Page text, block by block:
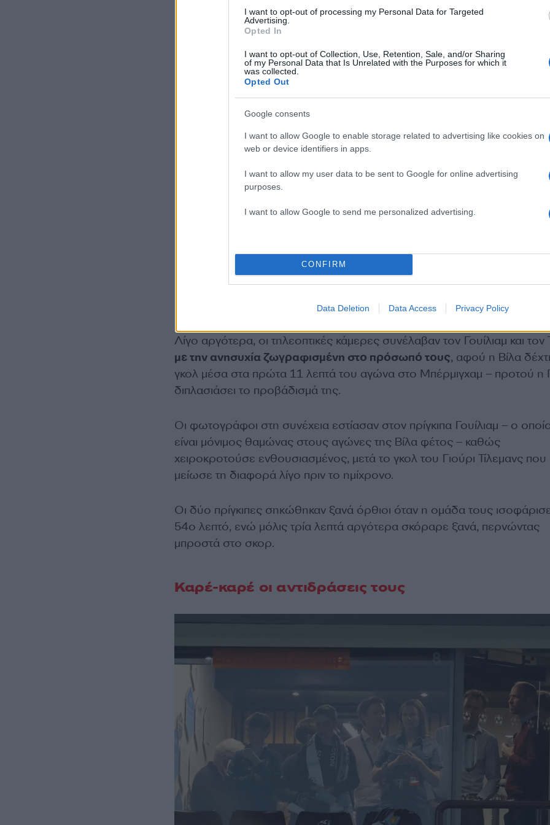
I want to opt-out of processing my Personal Data for Targeted
Advertising.
Opted In
I want to opt-out of Collection, Use, Retention, Sale, and/or Sharing
of my Personal Data that Is Unrelated with the Purposes for which it
was collected.
Opted Out
Google consents
I want to allow Google to enable storage related to advertising like cookies on
web or device identifiers in apps.
I want to allow my user data to be sent to Google for online advertising
purposes.
I want to allow Google to send me personalized advertising.
CONFIRM
Data Deletion Data Access Privacy Policy
Λίγο αργότερα, οι τηλεοπτικές κάμερες συνέλαβαν τον Γουίλιαμ και τον
με την ανησυχία ζωγραφισμένη στο πρόσωπό τους, αφού η Βίλα
γκολ μέσα στα πρώτα 11 λεπτά του αγώνα στο Μπέρμιγχαμ – προτού η
διπλασιάσει το προβάδισμά της.
Οι φωτογράφοι στη συνέχεια εστίασαν στον πρίγκιπα Γουίλιαμ – ο
είναι μόνιμος θαμώνας στους αγώνες της Βίλα φέτος – καθώς
χειροκροτούσε ενθουσιασμένος, μετά το γκολ του Γιούρι Τίλεμανς που
μείωσε τη διαφορά λίγο πριν το ημίχρονο.
Οι δύο πρίγκιπες σηκώθηκαν ξανά όρθιοι όταν η ομάδα τους
54ο λεπτό, ενώ μόλις τρία λεπτά αργότερα σκόραρε ξανά, περνώντας
μπροστά στο σκορ.
Καρέ-καρέ οι αντιδράσεις τους